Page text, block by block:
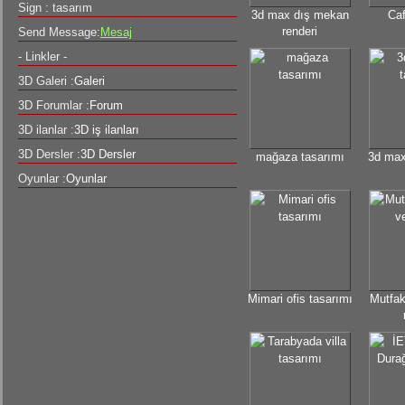
3d max dış mekan
renderi
mağaza tasarımı 3d
Mimari ofis tasarımı
Sign : tasarım
Send Message: Mesaj
- Linkler -
3D Galeri :Galeri
3D Forumlar : Forum
3D ilanlar :3D iş ilanları
3D Dersler :3D Dersler
Oyunlar :Oyunlar